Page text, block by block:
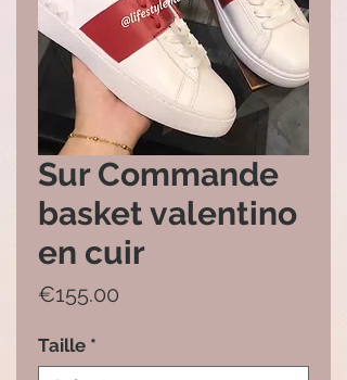
Sur Commande
basket valentino
en cuir
€155.00
Taille *